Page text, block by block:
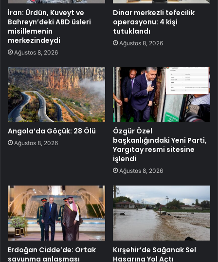
İran: Ürdün, Kuveyt ve
Bahreyn’deki ABD üsleri
misillemenin
merkezindeydi
Ağustos 8, 2026
Dinar merkezli tefecilik
operasyonu: 4 kişi
tutuklandı
Ağustos 8, 2026
Angola’da Göçük: 28 Ölü
Ağustos 8, 2026
Özgür Özel
başkanlığındaki Yeni Parti,
Yargıtay resmi sitesine
işlendi
Ağustos 8, 2026
Erdoğan Cidde’de: Ortak
savunma anlaşması
Kırşehir’de Sağanak Sel
Hasarına Yol Açtı